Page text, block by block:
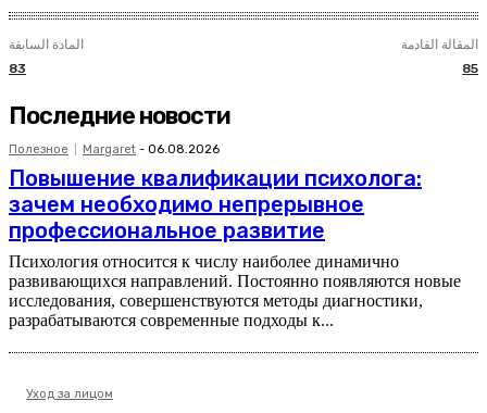
المادة السابقة
83
المقالة القادمة
85
Последние новости
Полезное Margaret - 06.08.2026
Повышение квалификации психолога:
зачем необходимо непрерывное
профессиональное развитие
Психология относится к числу наиболее динамично
развивающихся направлений. Постоянно появляются новые
исследования, совершенствуются методы диагностики,
разрабатываются современные подходы к...
Уход за лицом